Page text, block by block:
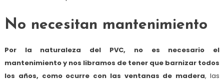
No necesitan mantenimiento
Por la naturaleza del PVC, no es necesario el
mantenimiento y nos libramos de tener que barnizar todos
los años, como ocurre con las ventanas de madera, las